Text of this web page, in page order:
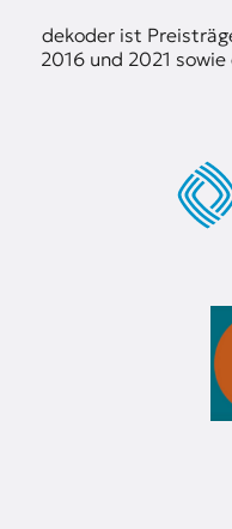
dekoder ist
2016 und 2021